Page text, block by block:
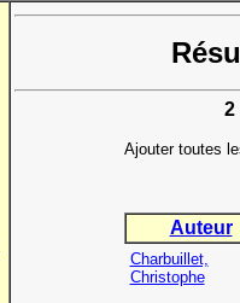
2
Ajouter toutes
Auteur
Charbuillet,
Christophe